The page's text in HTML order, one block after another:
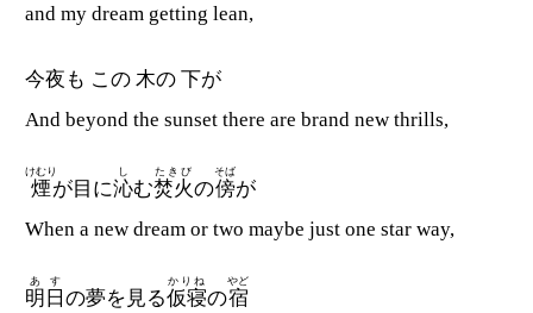
and my dream getting lean,
今夜も この 木の 下が
And beyond the sunset there are brand new thrills,
煙
けむり
が目に沁
し
む焚火
たきび
の傍
そば
が
When a new dream or two maybe just one star way,
明日
あす
の夢を見る仮寝
かりね
の宿
やど